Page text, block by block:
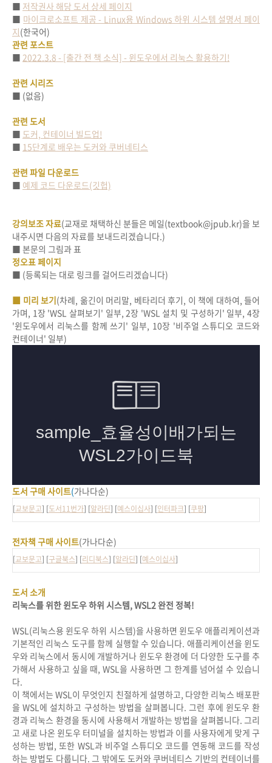
■ 저작권사 해당 도서 상세 페이지
■ 마이크로소프트 제공 - Linux용 Windows 하위 시스템 설명서 페이
지(한국어)
관련 포스트
■ 2022.3.8 - [출간 전 책 소식] - 윈도우에서 리눅스 활용하기!
관련 시리즈
■ (없음)
관련 도서
■ 도커, 컨테이너 빌드업!
■ 15단계로 배우는 도커와 쿠버네티스
관련 파일 다운로드
■ 예제 코드 다운로드(깃헙)
강의보조 자료(교재로 채택하신 분들은 메일(textbook@jpub.kr)을 보
내주시면 다음의 자료를 보내드리겠습니다.)
■ 본문의 그림과 표
정오표 페이지
■ (등록되는 대로 링크를 걸어드리겠습니다)
■ 미리 보기(차례, 옮긴이 머리말, 베타리더 후기, 이 책에 대하여, 들어
가며, 1장 'WSL 살펴보기' 일부, 2장 'WSL 설치 및 구성하기' 일부, 4장
'윈도우에서 리눅스를 함께 쓰기' 일부, 10장 '비주얼 스튜디오 코드와
컨테이너' 일부)
도서 구매 사이트(가나다순)
[교보문고] [도서11번가] [알라딘] [예스이십사] [인터파크] [쿠팡]
전자책 구매 사이트(가나다순)
[교보문고] [구글북스] [리디북스] [알라딘] [예스이십사]
도서 소개
리눅스를 위한 윈도우 하위 시스템, WSL2 완전 정복!
WSL(리눅스용 윈도우 하위 시스템)을 사용하면 윈도우 애플리케이션과
기본적인 리눅스 도구를 함께 실행할 수 있습니다. 애플리케이션을 윈도
우와 리눅스에서 동시에 개발하거나 윈도우 환경에 더 다양한 도구를 추
가해서 사용하고 싶을 때, WSL을 사용하면 그 한계를 넘어설 수 있습니
다.
이 책에서는 WSL이 무엇인지 친절하게 설명하고, 다양한 리눅스 배포판
을 WSL에 설치하고 구성하는 방법을 살펴봅니다. 그런 후에 윈도우 환
경과 리눅스 환경을 동시에 사용해서 개발하는 방법을 살펴봅니다. 그리
고 새로 나온 윈도우 터미널을 설치하는 방법과 이를 사용자에게 맞게 구
성하는 방법, 또한 WSL과 비주얼 스튜디오 코드를 연동해 코드를 작성
하는 방법도 다룹니다. 그 밖에도 도커와 쿠버네티스 기반의 컨테이너를